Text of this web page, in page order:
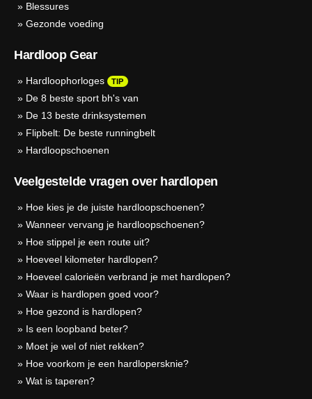
» Blessures
» Gezonde voeding
Hardloop Gear
» Hardloophorloges TIP
» De 8 beste sport bh's van
» De 13 beste drinksystemen
» Flipbelt: De beste runningbelt
» Hardloopschoenen
Veelgestelde vragen over hardlopen
» Hoe kies je de juiste hardloopschoenen?
» Wanneer vervang je hardloopschoenen?
» Hoe stippel je een route uit?
» Hoeveel kilometer hardlopen?
» Hoeveel calorieën verbrand je met hardlopen?
» Waar is hardlopen goed voor?
» Hoe gezond is hardlopen?
» Is een loopband beter?
» Moet je wel of niet rekken?
» Hoe voorkom je een hardlopersknie?
» Wat is taperen?